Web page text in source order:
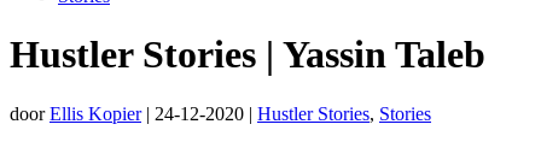
Hustler Stories | Yassin Taleb
doorEllis Kopier| 24-12-2020 | Hustler Stories, Stories